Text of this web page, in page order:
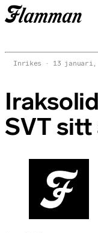
Inrikes 13 januari,
SVT sitt